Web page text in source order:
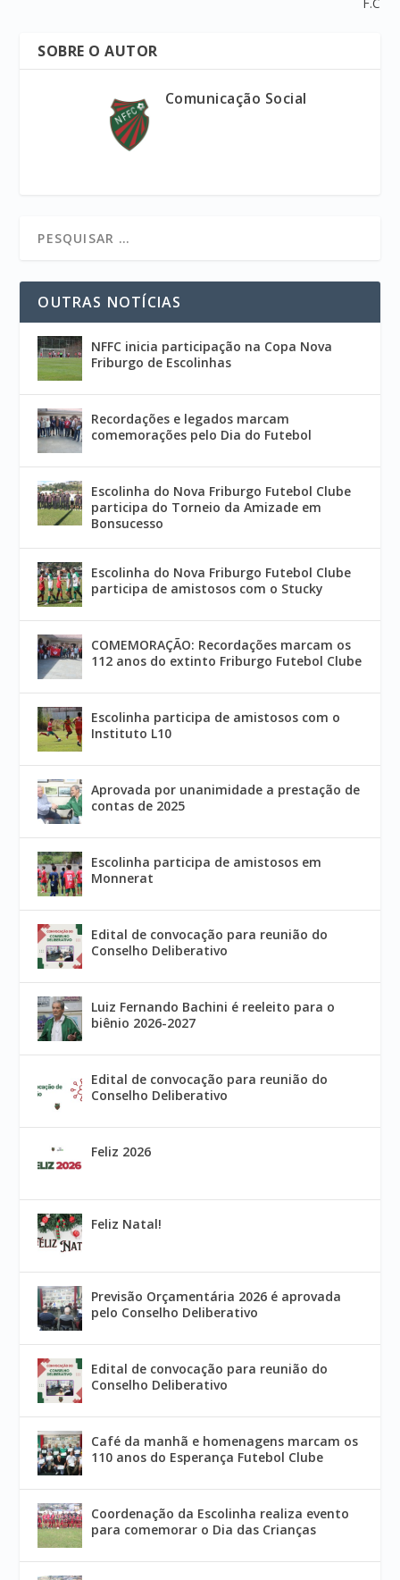
SOBRE O AUTOR
Comunicação Social
OUTRAS NOTÍCIAS
NFFC inicia participação na Copa Nova
Friburgo de Escolinhas
Recordações e legados marcam
comemorações pelo Dia do Futebol
Escolinha do Nova Friburgo Futebol Clube
participa do Torneio da Amizade em
Bonsucesso
Escolinha do Nova Friburgo Futebol Clube
participa de amistosos com o Stucky
COMEMORAÇÃO: Recordações marcam os
112 anos do extinto Friburgo Futebol Clube
Escolinha participa de amistosos com o
Instituto L10
Aprovada por unanimidade a prestação de
contas de 2025
Escolinha participa de amistosos em
Monnerat
Edital de convocação para reunião do
Conselho Deliberativo
Luiz Fernando Bachini é reeleito para o
biênio 2026-2027
Edital de convocação para reunião do
Conselho Deliberativo
Feliz 2026
Feliz Natal!
Previsão Orçamentária 2026 é aprovada
pelo Conselho Deliberativo
Edital de convocação para reunião do
Conselho Deliberativo
Café da manhã e homenagens marcam os
110 anos do Esperança Futebol Clube
Coordenação da Escolinha realiza evento
para comemorar o Dia das Crianças